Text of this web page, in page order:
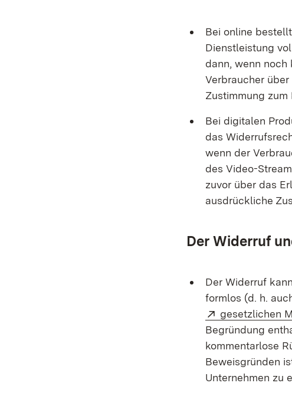
Bei online
Dienstleistung
dann, wenn noch
Verbraucher
Zustimmung
Bei digitalen
das
wenn der
des Video-
zuvor über das
ausdrückliche
Der Widerruf
Der Widerruf
formlos (d. h.
Extern:
gesetzlichen
Begründung
kommentarlose
Beweisgründen
Unternehmen zu